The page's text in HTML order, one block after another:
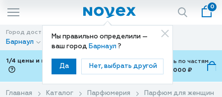
Мы правильно определили —
ваш город Барнаул ?
Да Нет, выбрать другой
0
Город доставки
Барнаул
Способ доставки
Доставка
1/4 цены и покупки ваши с Подели
Можно оплатить по частям
от 700 ₽ до 15,000 ₽
Главная Каталог Парфюмерия Парфюм для женщин